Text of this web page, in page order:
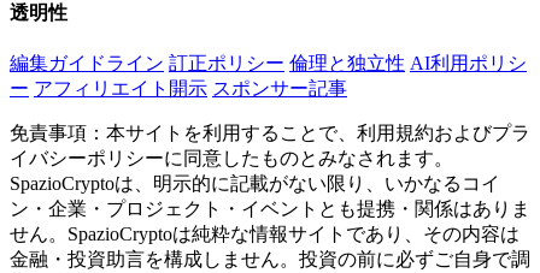
透明性
編集ガイドライン 訂正ポリシー 倫理と独立性 AI利用ポリシ
ー アフィリエイト開示 スポンサー記事
免責事項：本サイトを利用することで、利用規約およびプラ
イバシーポリシーに同意したものとみなされます。
SpazioCryptoは、明示的に記載がない限り、いかなるコイ
ン・企業・プロジェクト・イベントとも提携・関係はありま
せん。SpazioCryptoは純粋な情報サイトであり、その内容は
金融・投資助言を構成しません。投資の前に必ずご自身で調